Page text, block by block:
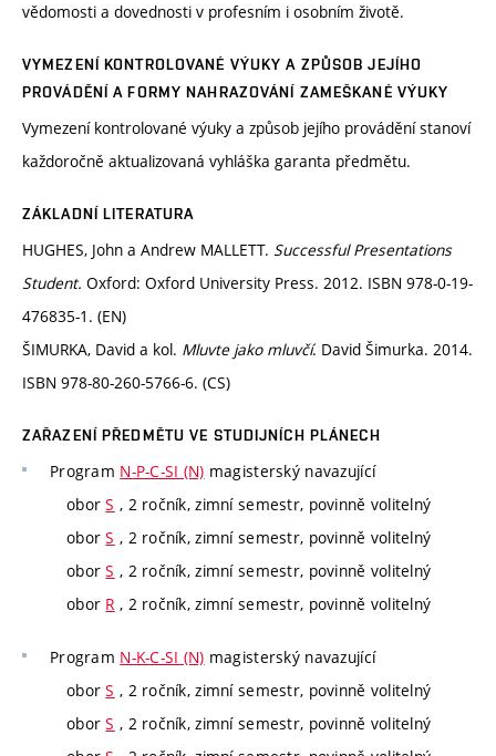
vědomosti a dovednosti v profesním i osobním životě.
VYMEZENÍ KONTROLOVANÉ VÝUKY A ZPŮSOB JEJÍHO
PROVÁDĚNÍ A FORMY NAHRAZOVÁNÍ ZAMEŠKANÉ VÝUKY
Vymezení kontrolované výuky a způsob jejího provádění stanoví
každoročně aktualizovaná vyhláška garanta předmětu.
ZÁKLADNÍ LITERATURA
HUGHES, John a Andrew MALLETT. Successful Presentations
Student. Oxford: Oxford University Press. 2012. ISBN 978-0-19-
476835-1. (EN)
ŠIMURKA, David a kol. Mluvte jako mluvčí. David Šimurka. 2014.
ISBN 978-80-260-5766-6. (CS)
ZAŘAZENÍ PŘEDMĚTU VE STUDIJNÍCH PLÁNECH
Program N-P-C-SI (N) magisterský navazující
oborS , 2 ročník, zimní semestr, povinně volitelný
oborS , 2 ročník, zimní semestr, povinně volitelný
oborS , 2 ročník, zimní semestr, povinně volitelný
obor R , 2 ročník, zimní semestr, povinně volitelný
Program N-K-C-SI (N) magisterský navazující
oborS , 2 ročník, zimní semestr, povinně volitelný
oborS , 2 ročník, zimní semestr, povinně volitelný